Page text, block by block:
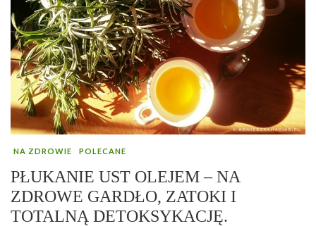
NA ZDROWIE POLECANE
PŁUKANIE UST OLEJEM – NA
ZDROWE GARDŁO, ZATOKI I
TOTALNĄ DETOKSYKACJĘ.